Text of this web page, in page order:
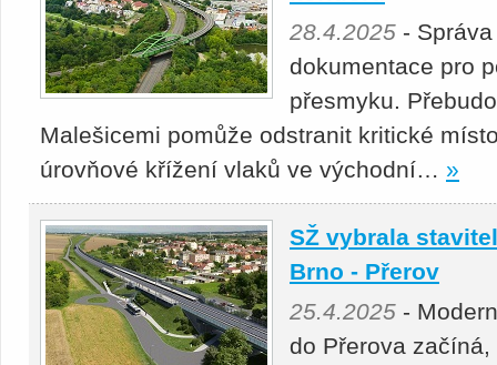
28.4.2025 -
dokumentace pro
přesmyku.
Malešicemi pomůže odstranit kritické
úrovňové křížení vlaků ve východní… »
SŽ vybrala
Brno - Přerov
25.4.2025 -
do Přerova